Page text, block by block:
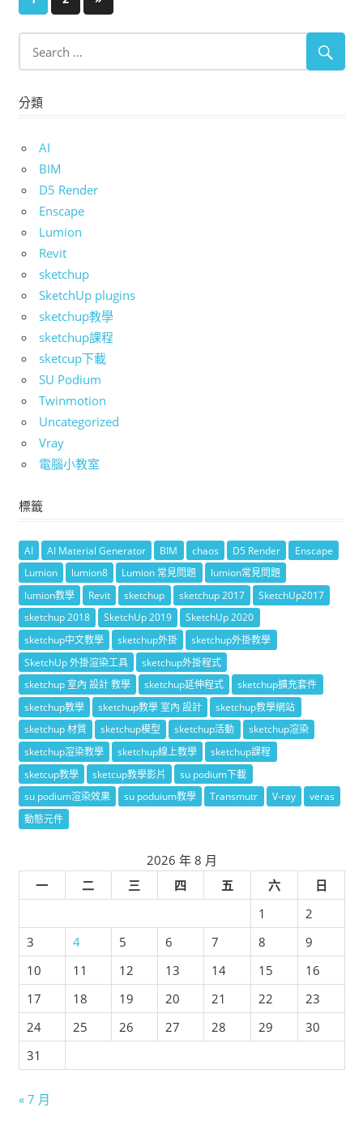
章
分
頁
Posts
分類
AI
BIM
D5 Render
Enscape
Lumion
Revit
sketchup
SketchUp plugins
sketchup教學
sketchup課程
sketcup下載
SU Podium
Twinmotion
Uncategorized
Vray
電腦小教室
標籤
AI AI Material Generator BIM chaos D5 Render
Enscape
Lumion
lumion8 Lumion 常見問題
lumion常見問題
lumion教學
Revit sketchup sketchup 2017
SketchUp2017
sketchup 2018
SketchUp 2019
SketchUp 2020
sketchup中文教學
sketchup外掛
sketchup外掛教學
SketchUp 外掛渲染工具
sketchup外掛程式
sketchup 室內 設計 教學
sketchup延伸程式
sketchup擴充套件
sketchup教學
sketchup教學 室內 設計
sketchup教學網站
sketchup 材質
sketchup模型 sketchup活動
sketchup渲染
sketchup渲染教學
sketchup線上教學
sketchup課程
sketcup教學
sketcup教學影片
su podium下載
su podium渲染效果
su poduium教學 Transmutr V-ray
veras
動態元件
2026 年 8 月
一
二 三 四 五 六
日
1
2
3
4 5 6 7 8
9
10
11 12 13 14 15
16
17
18 19 20 21 22
23
24
25 26 27 28 29
30
31
« 7 月